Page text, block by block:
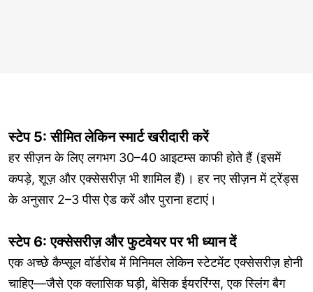
स्टेप 5: सीमित लेकिन स्मार्ट खरीदारी करें
हर सीज़न के लिए लगभग 30–40 आइटम्स काफी होते हैं (इसमें
कपड़े, शूज़ और एक्सेसरीज़ भी शामिल हैं)। हर नए सीज़न में ट्रेंड्स
के अनुसार 2–3 पीस ऐड करें और पुराना हटाएं।
स्टेप 6: एक्सेसरीज़ और फुटवेयर पर भी ध्यान दें
एक अच्छे कैप्सूल वॉर्डरोब में मिनिमल लेकिन स्टेटमेंट एक्सेसरीज़ होनी
चाहिए—जैसे एक क्लासिक घड़ी, बेसिक ईयररिंग्स, एक स्लिंग बैग